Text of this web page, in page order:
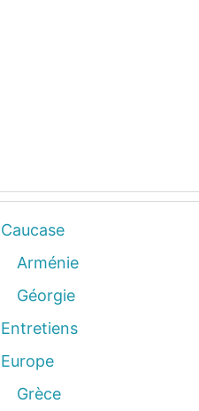
Caucase
Arménie
Géorgie
Entretiens
Europe
Grèce